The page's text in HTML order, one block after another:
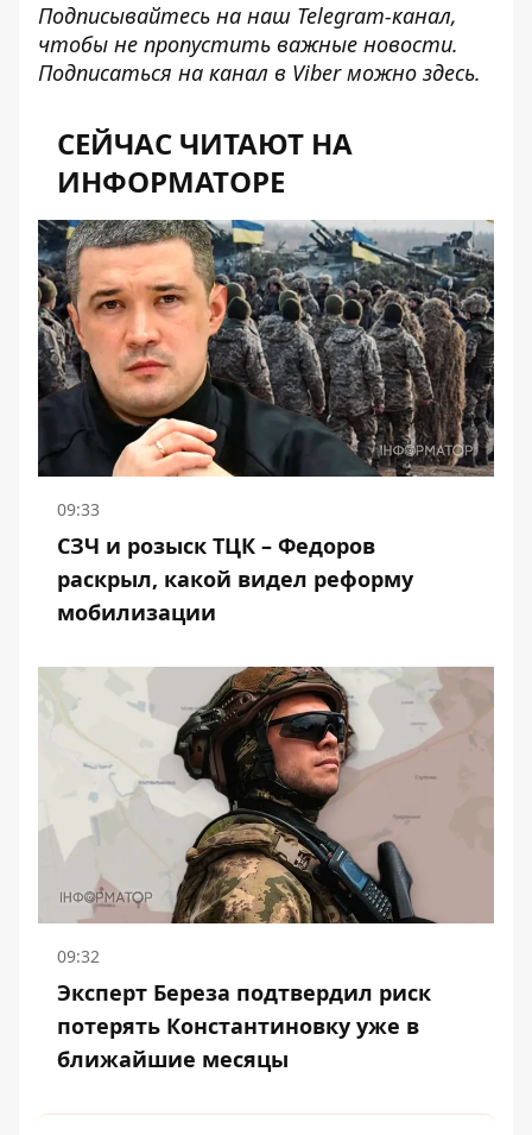
Подписывайтесь на наш Telegram-канал,
чтобы не пропустить важные новости.
Подписаться на канал в Viber можно здесь.
СЕЙЧАС ЧИТАЮТ НА
ИНФОРМАТОРЕ
09:33
СЗЧ и розыск ТЦК – Федоров
раскрыл, какой видел реформу
мобилизации
09:32
Эксперт Береза ​​подтвердил риск
потерять Константиновку уже в
ближайшие месяцы